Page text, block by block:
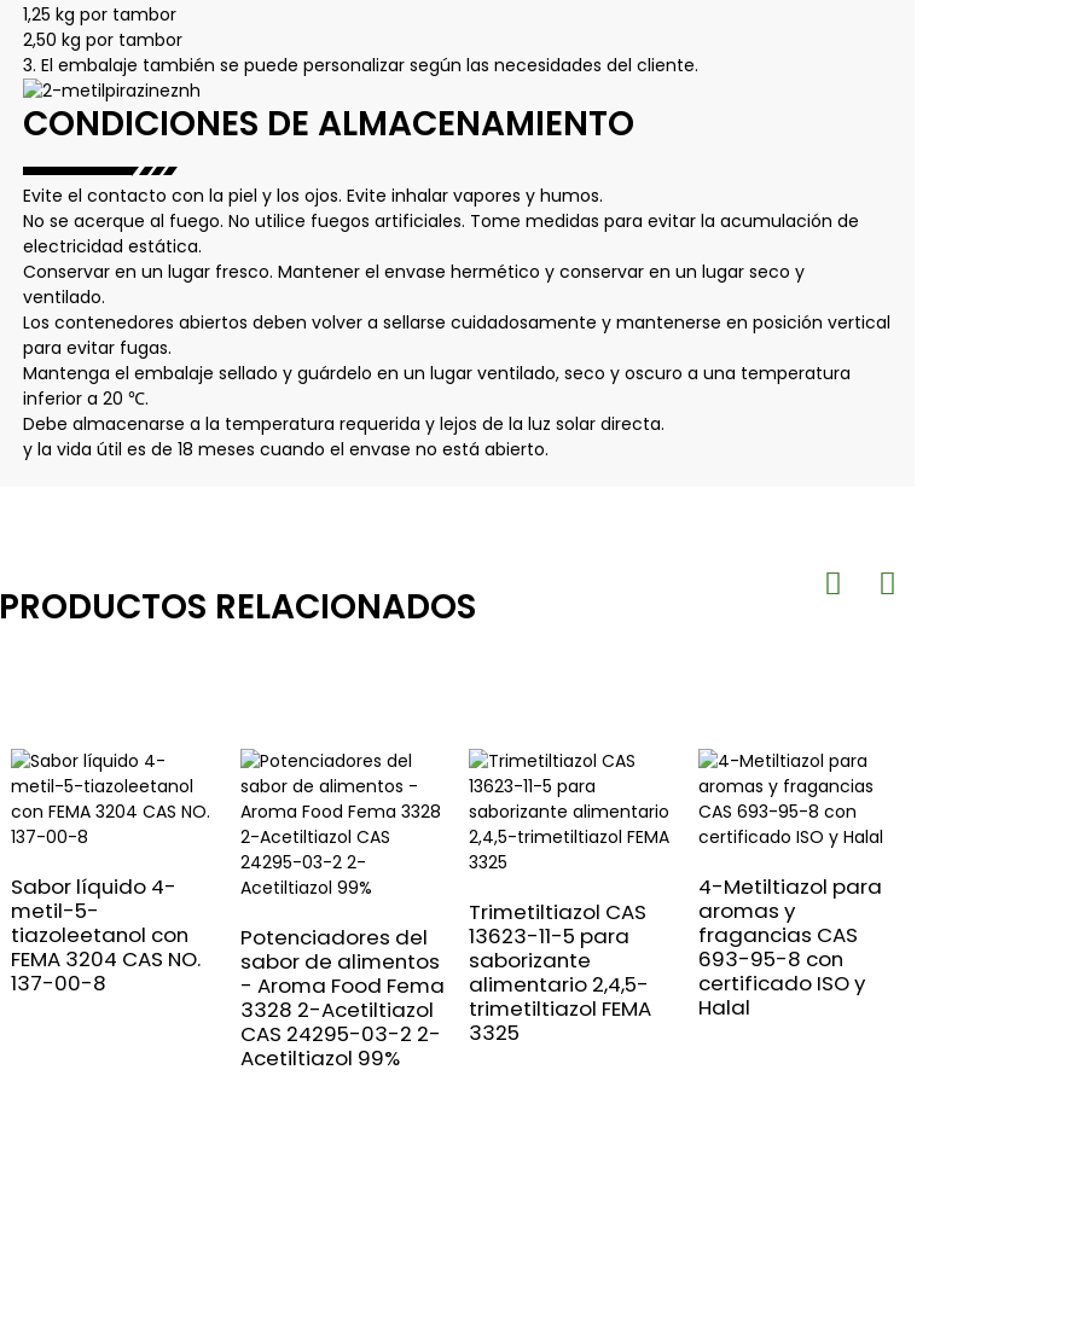
1,25 kg por tambor
2,50 kg por tambor
3. El embalaje también se puede personalizar según las necesidades del cliente.
CONDICIONES DE ALMACENAMIENTO
Evite el contacto con la piel y los ojos. Evite inhalar vapores y humos.
No se acerque al fuego. No utilice fuegos artificiales. Tome medidas para evitar la acumulación de
electricidad estática.
Conservar en un lugar fresco. Mantener el envase hermético y conservar en un lugar seco y
ventilado.
Los contenedores abiertos deben volver a sellarse cuidadosamente y mantenerse en posición vertical
para evitar fugas.
Mantenga el embalaje sellado y guárdelo en un lugar ventilado, seco y oscuro a una temperatura
inferior a 20 ℃.
Debe almacenarse a la temperatura requerida y lejos de la luz solar directa.
y la vida útil es de 18 meses cuando el envase no está abierto.
PRODUCTOS RELACIONADOS
Sabor líquido 4-
metil-5-
tiazoleetanol con
FEMA 3204 CAS NO.
137-00-8
Potenciadores del
sabor de alimentos
- Aroma Food Fema
3328 2-Acetiltiazol
CAS 24295-03-2 2-
Acetiltiazol 99%
Trimetiltiazol CAS
13623-11-5 para
saborizante
alimentario 2,4,5-
trimetiltiazol FEMA
3325
4-Metiltiazol para
aromas y
fragancias CAS
693-95-8 con
certificado ISO y
Halal